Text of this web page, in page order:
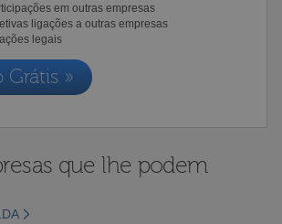
em outras empresas
ligações a outras empresas
legais
Grátis »
que lhe podem